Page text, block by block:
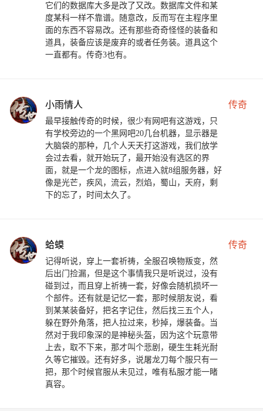
它们的数据库大多是改了又改。数据库文件和某
度某科一样不靠谱。随意改，反而写在主程序里
面的东西不容易改。还有那些奇奇怪怪的装备和
道具，装备应该是废弃的或者任务装。道具这个
一直都有。传奇3也有。
小雨情人 传奇
最早接触传奇的时候，很少有网吧有这游戏，只
有学校旁边的一个黑网吧20几台机器，显示器是
大脑袋的那种，几个人天天打这游戏，我们放学
会过去看，就开始玩了，最开始没有选区的界
面，就是一个龙的图标，点进入就8组服务器，好
像是光芒，疾风，流云，烈焰，蜀山，天府，剩
下的忘了，时间太久了。
蛤蟆 传奇
记得听说，穿上一套祈祷，全服召唤物叛变，然
后出门捡漏，但是这个事情我只是听说过，没有
碰到过，而且穿上祈祷一套，好像会随机损坏一
个部件。还有就是记忆一套，那时候朋友说，看
到某某装备好，把名字记住，然后找三五个人，
躲在野外角落，把人拉过来，秒掉，爆装备。当
然对于我印象深的是神秘头盔，因为这个玩意带
上去，取不下来，那才叫个悲剧，硬生生耗光耐
久等它摧毁。还有好多，说屠龙刀每个服只有一
把，那个时候官服从未见过，唯有私服才能一睹
真容。